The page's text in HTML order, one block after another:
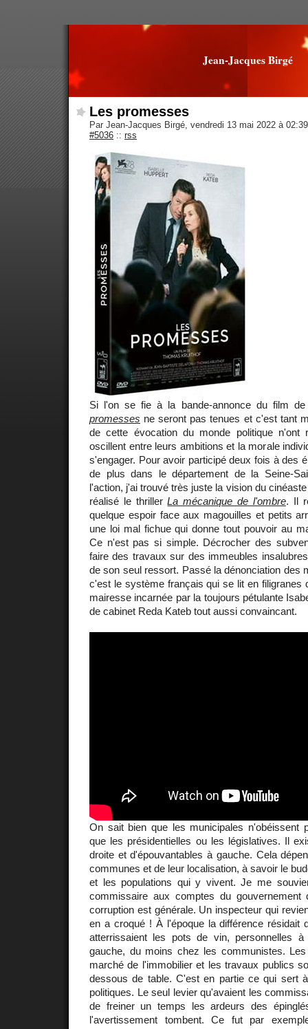
Jean-Jacques Birgé
Les promesses
Par Jean-Jacques Birgé, vendredi 13 mai 2022 à
#5036 :: rss
Si l'on se fie à la bande-annonce du film
promesses ne seront pas tenues et c'est tant
de cette évocation du monde politique n'ont
oscillent entre leurs ambitions et la morale
s'engager. Pour avoir participé deux fois à des
de plus dans le département de la Seine-
l'action, j'ai trouvé très juste la vision du
réalisé le thrillerLa mécanique de l'ombre. Il
quelque espoir face aux magouilles et petits
une loi mal fichue qui donne tout pouvoir au
Ce n'est pas si simple. Décrocher des
faire des travaux sur des immeubles
de son seul ressort. Passé la dénonciation des
c'est le système français qui se lit en filigranes
mairesse incarnée par la toujours pétulante
de cabinet Reda Kateb tout aussi convaincant.
On sait bien que les municipales n'obéissent
que les présidentielles ou les législatives. Il
droite et d'épouvantables à gauche. Cela
communes et de leur localisation, à savoir le
et les populations qui y vivent. Je me
commissaire aux comptes du gouvernement
corruption est générale. Un inspecteur qui
en a croqué ! À l'époque la différence résidait
atterrissaient les pots de vin, personnelles
gauche, du moins chez les communistes.
marché de l'immobilier et les travaux publics
dessous de table. C'est en partie ce qui sert
politiques. Le seul levier qu'avaient les
de freiner un temps les ardeurs des
l'avertissement tombent. Ce fut par